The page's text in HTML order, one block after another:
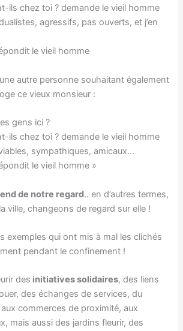
ils chez toi ? demande le vieil homme
agressifs, pas ouverts, et j’en
le vieil homme
autre personne souhaitant également
ce vieux monsieur :
gens ici ?
ils chez toi ? demande le vieil homme
sympathiques, amicaux…
le vieil homme »
de notre regard.. en d’autres termes,
ville, changeons de regard sur elle !
exemples qui ont mis à mal les clichés
pendant le confinement !
des initiatives solidaires, des liens
des échanges de services, du
commerces de proximité, aux
mais aussi des jardins fleurir, des